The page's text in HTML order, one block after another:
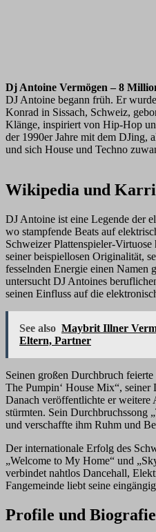
Dj Antoine Vermögen – 8
DJ Antoine begann früh. Er
Konrad in Sissach, Schweiz,
Klänge, inspiriert von Hip-Hop
der 1990er Jahre mit dem DJing,
und sich House und Techno
Wikipedia und
DJ Antoine ist eine Legende der
wo stampfende Beats auf
Schweizer Plattenspieler-
seiner beispiellosen Originalität,
fesselnden Energie einen Namen
untersucht DJ Antoines
seinen Einfluss auf die
See also Maybrit Illner
Eltern, Partner
Seinen großen Durchbruch
The Pumpin‘ House Mix“, seiner
Danach veröffentlichte er weitere
stürmten. Sein Durchbruchssong
und verschaffte ihm Ruhm und
Der internationale Erfolg des
„Welcome to My Home“ und
verbindet nahtlos Dancehall,
Fangemeinde liebt seine
Profile und Biografie